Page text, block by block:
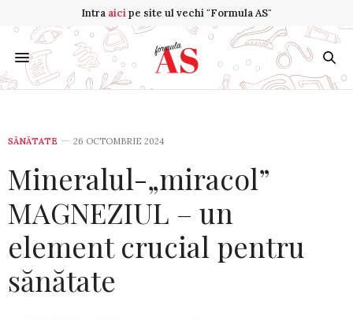
Intra aicipe site ul vechi "Formula AS"
SĂNĂTATE 26 OCTOMBRIE 2024
Mineralul-„miracol”
MAGNEZIUL – un
element crucial pentru
sănătate